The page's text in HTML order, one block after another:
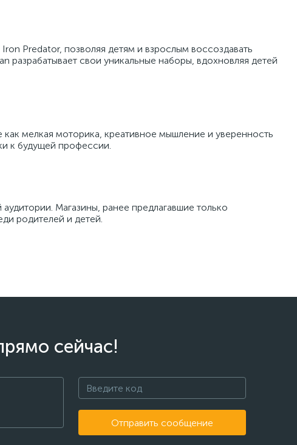
Predator, позволяя детям и взрослым воссоздавать
свои уникальные наборы, вдохновляя детей
мелкая моторика, креативное мышление и уверенность
к будущей профессии.
Магазины, ранее предлагавшие только
родителей и детей.
сейчас!
Отправить сообщение